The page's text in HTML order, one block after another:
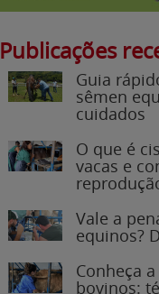
Publicações
Guia
sêmen
cuidados
O que é
vacas e
Vale a
equinos?
Conheça
bovinos: